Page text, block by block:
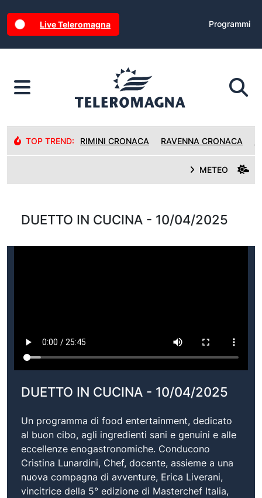
Live Teleromagna Programmi
TOP TREND: RIMINI CRONACA RAVENNA CRONACA
METEO
DUETTO IN CUCINA - 10/04/2025
DUETTO IN CUCINA - 10/04/2025
Un programma di food entertainment, dedicato
al buon cibo, agli ingredienti sani e genuini e alle
eccellenze enogastronomiche. Conducono
Cristina Lunardini, Chef, docente, assieme a una
nuova compagna di avventure, Erica Liverani,
vincitrice della 5° edizione di Masterchef Italia,